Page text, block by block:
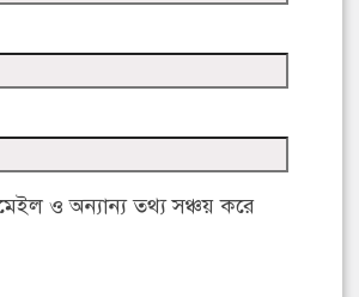
ও অন্যান্য তথ্য সঞ্চয় করে